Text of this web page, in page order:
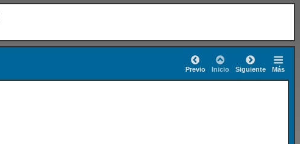
Previo Inicio Siguiente Más